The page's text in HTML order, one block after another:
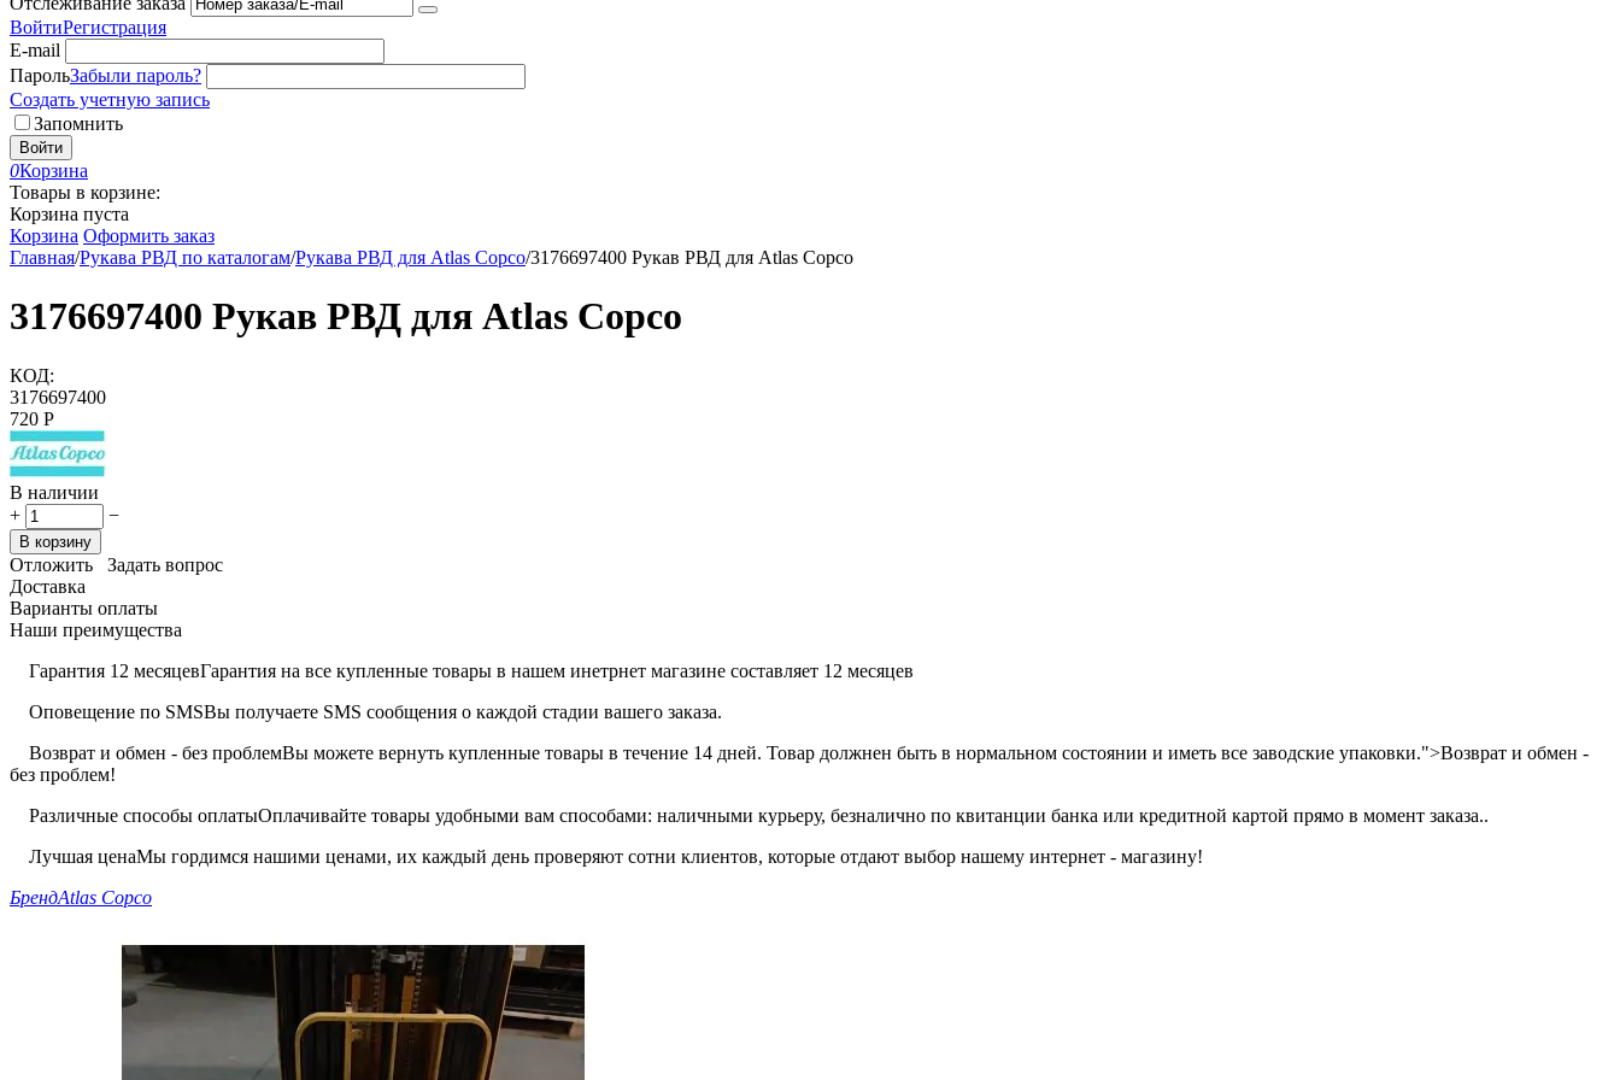
ВойтиРегистрация
E-mail
ПарольЗабыли пароль?
Создать учетную запись
Запомнить
Войти
0Корзина
Товары в корзине:
Корзина пуста
Корзина Оформить заказ
Главная/Рукава РВД по каталогам/Рукава РВД для Atlas Copco/3176697400 Рукав РВД для Atlas Copco
3176697400 Рукав РВД для Atlas Copco
КОД:
3176697400
‍720‍ Р
В наличии
+
−
В корзину
Отложить
Задать вопрос
Доставка
Варианты оплаты
Наши преимущества
Гарантия 12 месяцевГарантия на все купленные товары в нашем инетрнет магазине составляет 12 месяцев
Оповещение по SMSВы получаете SMS сообщения о каждой стадии вашего заказа.
Возврат и обмен - без проблемВы можете вернуть купленные товары в течение 14 дней. Товар должнен быть в нормальном состоянии и иметь все заводские упаковки.">Возврат и обмен -
без проблем!
Различные способы оплатыОплачивайте товары удобными вам способами: наличными курьеру, безналично по квитанции банка или кредитной картой прямо в момент заказа..
Лучшая ценаМы гордимся нашими ценами, их каждый день проверяют сотни клиентов, которые отдают выбор нашему интернет - магазину!
БрендAtlas Copco